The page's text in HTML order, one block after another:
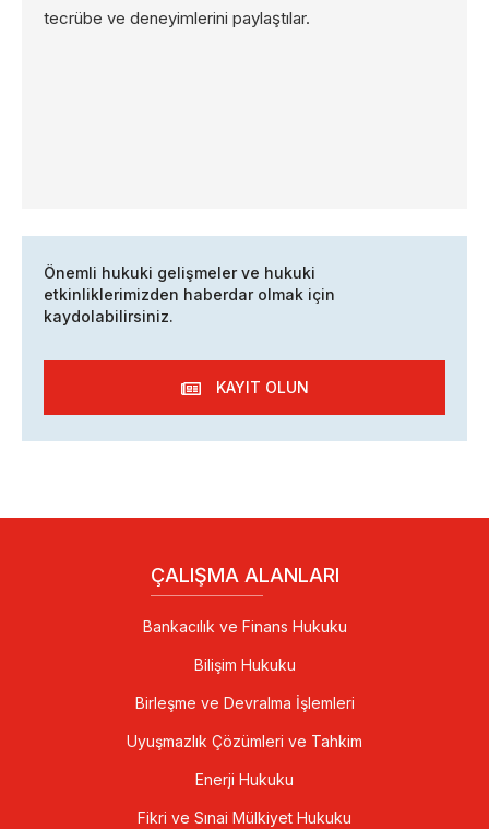
tecrübe ve deneyimlerini paylaştılar.
Önemli hukuki gelişmeler ve hukuki
etkinliklerimizden haberdar olmak için
kaydolabilirsiniz.
KAYIT OLUN
ÇALIŞMA ALANLARI
Bankacılık ve Finans Hukuku
Bilişim Hukuku
Birleşme ve Devralma İşlemleri
Uyuşmazlık Çözümleri ve Tahkim
Enerji Hukuku
Fikri ve Sınai Mülkiyet Hukuku